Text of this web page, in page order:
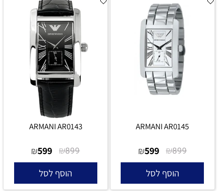
ARMANI AR0145
₪899
₪599
הוסף לסל
ARMANI AR0143
₪899
₪599
הוסף לסל